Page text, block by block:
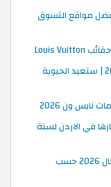
مواقع التسوق
أفضل منتجات اي هيرب للشعر لسنة 2026 | ستعيد الحيوية
ون 2026
في الاردن لسنة
كيف تقرر افضل ماكينة حلاقة الذقن للرجال 2026 حسب